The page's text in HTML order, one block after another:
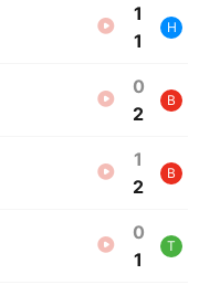
1
1
H
0
2
B
1
2
B
0
1
T